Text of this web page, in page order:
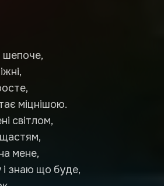
шепоче,
міцнішою.
світлом,
мене,
знаю що буде,